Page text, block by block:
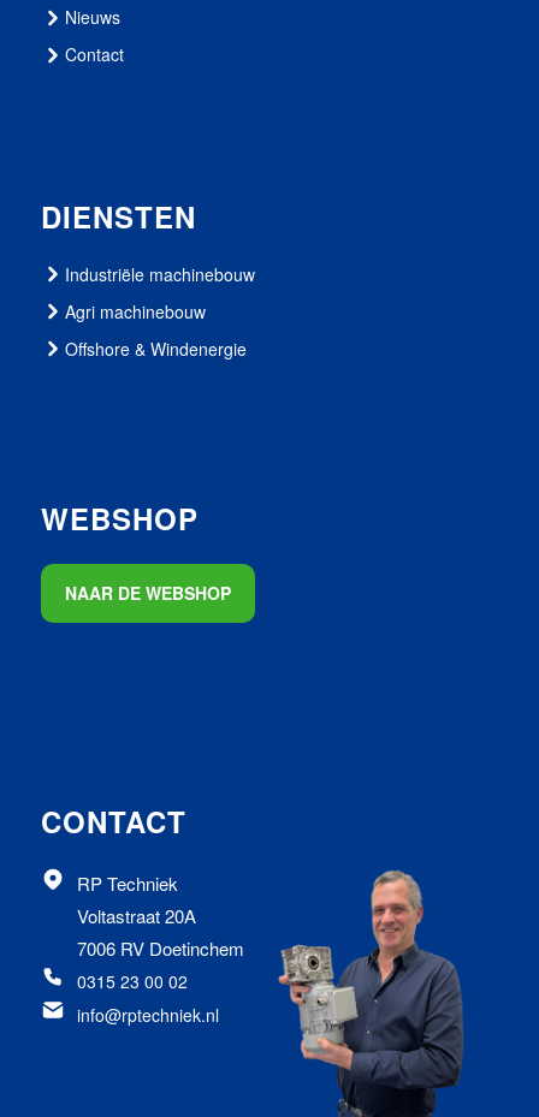
Nieuws
Contact
DIENSTEN
Industriële machinebouw
Agri machinebouw
Offshore & Windenergie
WEBSHOP
NAAR DE WEBSHOP
CONTACT
RP Techniek
Voltastraat 20A
7006 RV Doetinchem
0315 23 00 02
info@rptechniek.nl